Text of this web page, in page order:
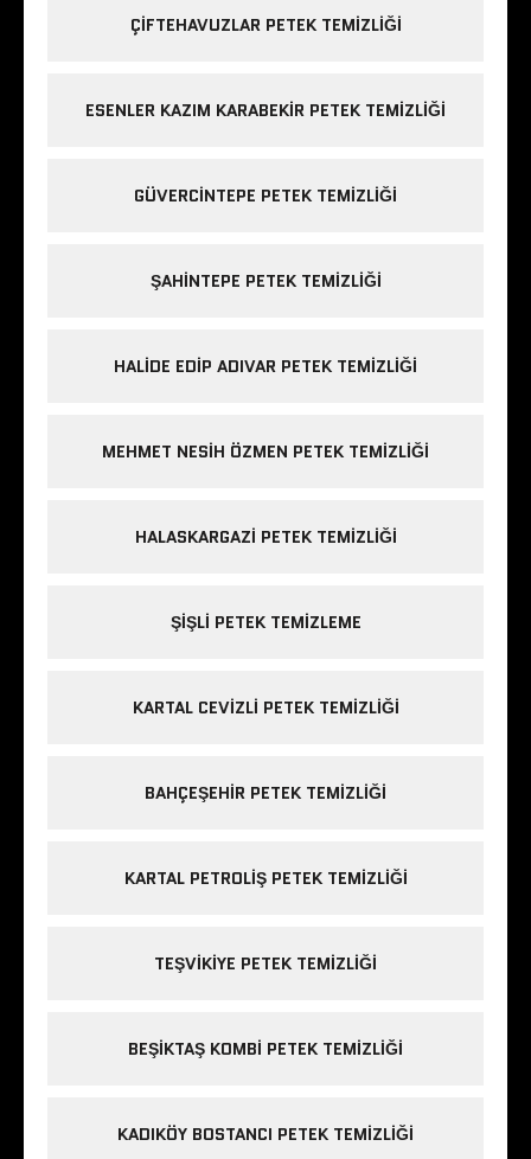
ÇIFTEHAVUZLAR PETEK TEMIZLIĞI
ESENLER KAZIM KARABEKIR PETEK TEMIZLIĞI
GÜVERCINTEPE PETEK TEMIZLIĞI
ŞAHINTEPE PETEK TEMIZLIĞI
HALIDE EDIP ADIVAR PETEK TEMIZLIĞI
MEHMET NESIH ÖZMEN PETEK TEMIZLIĞI
HALASKARGAZI PETEK TEMIZLIĞI
ŞIŞLI PETEK TEMIZLEME
KARTAL CEVIZLI PETEK TEMIZLIĞI
BAHÇEŞEHIR PETEK TEMIZLIĞI
KARTAL PETROLIŞ PETEK TEMIZLIĞI
TEŞVIKIYE PETEK TEMIZLIĞI
BEŞIKTAŞ KOMBI PETEK TEMIZLIĞI
KADIKÖY BOSTANCI PETEK TEMIZLIĞI